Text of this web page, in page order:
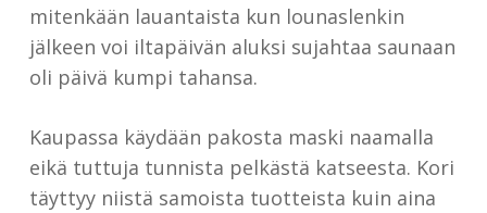
mitenkään lauantaista kun lounaslenkin
jälkeen voi iltapäivän aluksi sujahtaa saunaan
oli päivä kumpi tahansa.
Kaupassa käydään pakosta maski naamalla
eikä tuttuja tunnista pelkästä katseesta. Kori
täyttyy niistä samoista tuotteista kuin aina